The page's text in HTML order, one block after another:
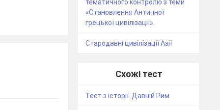
тематичного контролю з теми
«Становлення Античної
грецької цивілізації».
Стародавні цивілізації Азії
Схожі тест
Тест з історії. Давній Рим